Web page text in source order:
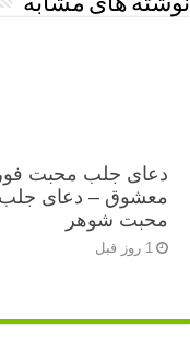
دعای جلب محبت
معشوق – دعای جلب
محبت شوهر
1 روز قبل